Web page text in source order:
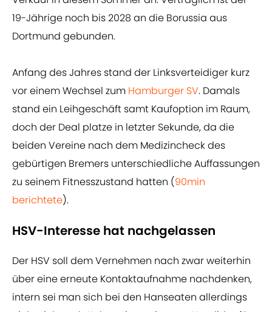
19-Jährige noch bis 2028 an die Borussia aus
Dortmund gebunden.
Anfang des Jahres stand der Linksverteidiger kurz
vor einem Wechsel zum Hamburger SV. Damals
stand ein Leihgeschäft samt Kaufoption im Raum,
doch der Deal platze in letzter Sekunde, da die
beiden Vereine nach dem Medizincheck des
gebürtigen Bremers unterschiedliche Auffassungen
zu seinem Fitnesszustand hatten (90min
berichtete).
HSV-Interesse hat nachgelassen
Der HSV soll dem Vernehmen nach zwar weiterhin
über eine erneute Kontaktaufnahme nachdenken,
intern sei man sich bei den Hanseaten allerdings